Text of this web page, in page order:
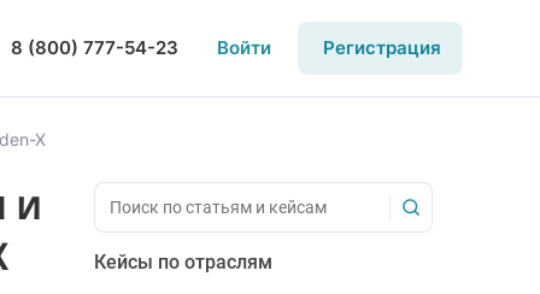
8 (800) 777-54-23 Войти Регистрация
X
и
Кейсы по отраслям